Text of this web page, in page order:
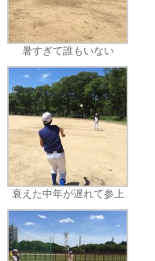
暑すぎて誰もいない
衰えた中年が遅れて参上